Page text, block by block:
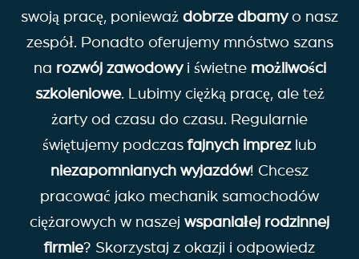
swoją pracę, ponieważ dobrze dbamyo nasz
zespół. Ponadto oferujemy mnóstwo szans
na rozwój zawodowyi świetne możliwości
szkoleniowe. Lubimy ciężką pracę, ale też
żarty od czasu do czasu. Regularnie
świętujemy podczasfajnych imprezlub
niezapomnianych wyjazdów! Chcesz
pracować jako mechanik samochodów
ciężarowych w naszej wspaniałej rodzinnej
firmie? Skorzystaj z okazji i odpowiedz